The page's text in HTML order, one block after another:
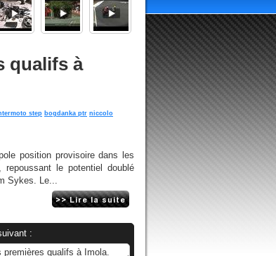
qualifs à
step bogdanka ptr niccolo
position provisoire dans les
le potentiel doublé
Sykes. Le...
: